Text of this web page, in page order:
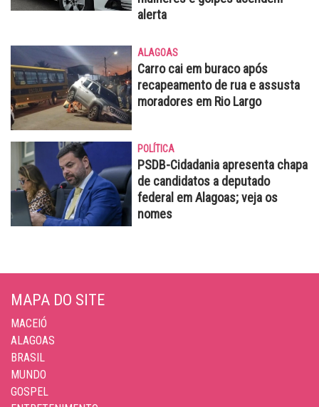
alerta
ALAGOAS
Carro cai em buraco após
recapeamento de rua e assusta
moradores em Rio Largo
POLÍTICA
PSDB-Cidadania apresenta chapa
de candidatos a deputado
federal em Alagoas; veja os
nomes
MAPA DO SITE
MACEIÓ
ALAGOAS
BRASIL
MUNDO
GOSPEL